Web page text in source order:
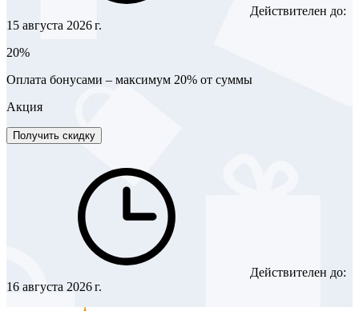
Действителен до:
15 августа 2026 г.
20%
Оплата бонусами – максимум 20% от суммы
Акция
Получить скидку
Действителен до:
16 августа 2026 г.